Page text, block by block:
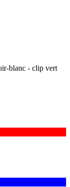
blanc - clip vert